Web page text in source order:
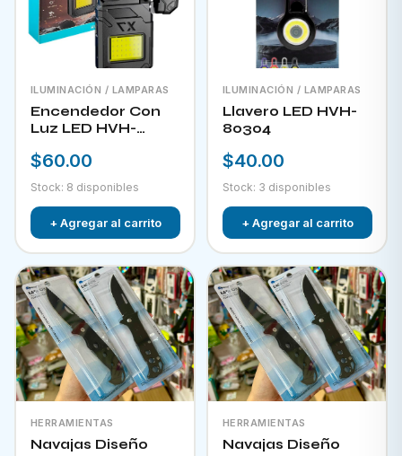
ILUMINACIÓN / LAMPARAS
Encendedor Con
Luz LED HVH-
$60.00
Stock: 8 disponibles
+ Agregar al carrito
ILUMINACIÓN / LAMPARAS
Llavero LED HVH-
80304
$40.00
Stock: 3 disponibles
+ Agregar al carrito
HERRAMIENTAS
Navajas Diseño
HERRAMIENTAS
Navajas Diseño